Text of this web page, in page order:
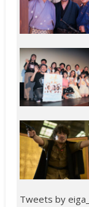
Tweets by